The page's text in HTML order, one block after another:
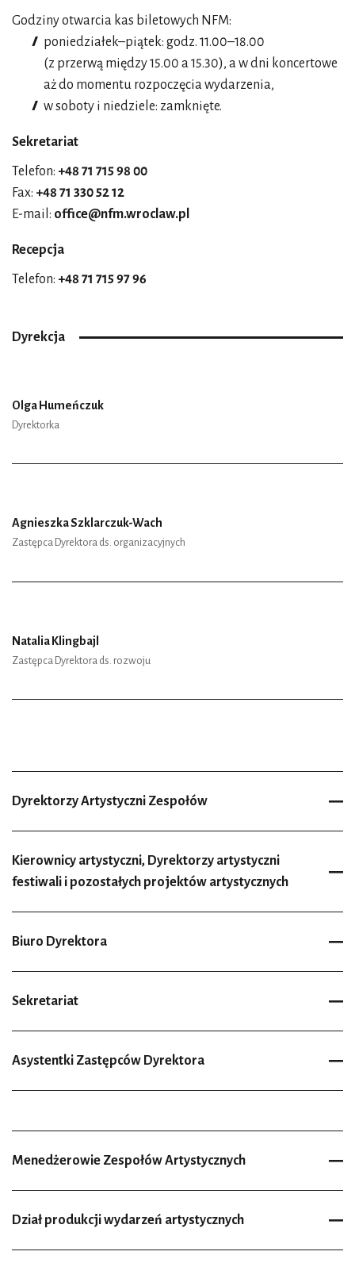
Godziny otwarcia kas biletowych NFM:
poniedziałek–piątek: godz. 11.00–18.00
(z przerwą między 15.00 a 15.30), a w dni koncertowe
aż do momentu rozpoczęcia wydarzenia,
w soboty i niedziele: zamknięte.
Sekretariat
Telefon: +48 71 715 98 00
Fax: +48 71 330 52 12
E-mail: office@nfm.wroclaw.pl
Recepcja
Telefon: +48 71 715 97 96
Dyrekcja
Olga Humeńczuk
Dyrektorka
Agnieszka Szklarczuk-Wach
Zastępca Dyrektora ds. organizacyjnych
Natalia Klingbajl
Zastępca Dyrektora ds. rozwoju
Dyrektorzy Artystyczni Zespołów
Kierownicy artystyczni, Dyrektorzy artystyczni
festiwali i pozostałych projektów artystycznych
Biuro Dyrektora
Sekretariat
Asystentki Zastępców Dyrektora
Menedżerowie Zespołów Artystycznych
Dział produkcji wydarzeń artystycznych